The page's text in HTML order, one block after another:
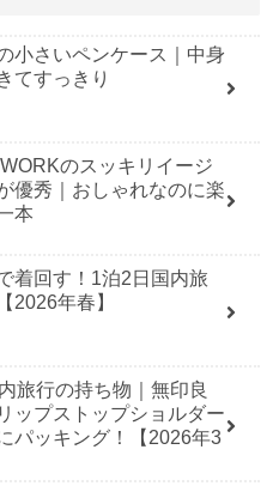
小さいペンケース｜中身
てすっきり
のスッキリイージ
優秀｜おしゃれなのに楽
本
着回す！1泊2日国内旅
2026年春】
旅行の持ち物｜無印良
ップストップショルダー
パッキング！【2026年3